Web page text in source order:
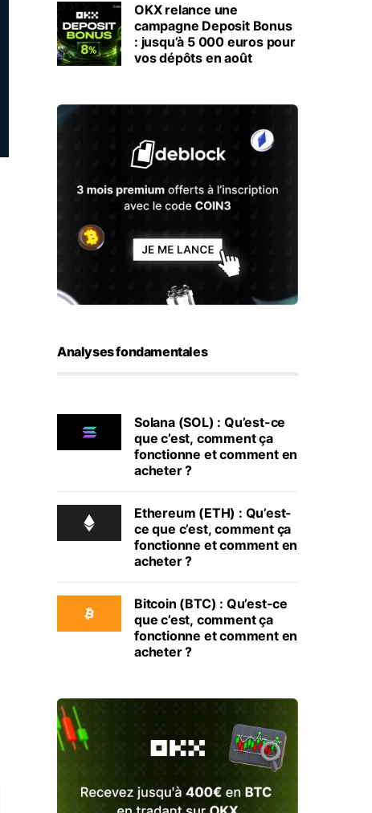
OKX relance une
campagne Deposit Bonus
: jusqu’à 5 000 euros pour
vos dépôts en août
Analyses fondamentales
Solana (SOL) : Qu’est-ce
que c’est, comment ça
fonctionne et comment en
acheter ?
Ethereum (ETH) : Qu’est-
ce que c’est, comment ça
fonctionne et comment en
acheter ?
Bitcoin (BTC) : Qu’est-ce
que c’est, comment ça
fonctionne et comment en
acheter ?